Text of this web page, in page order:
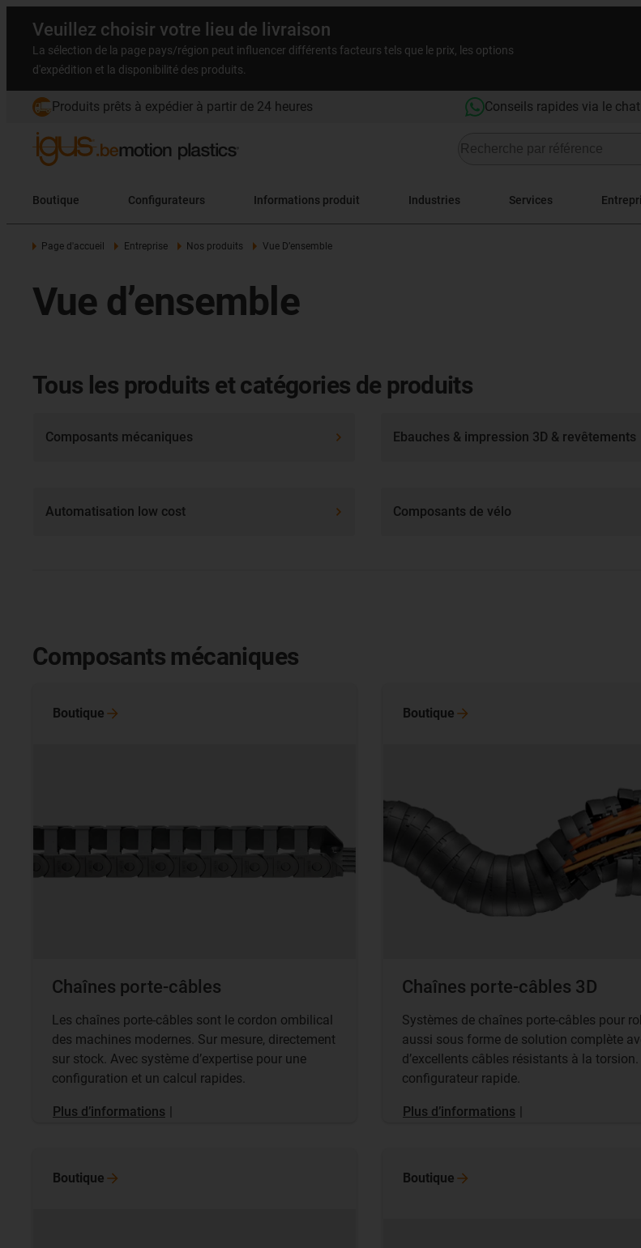
Veuillez choisir votre lieu de livraison
La sélection de la page pays/région peut influencer différents facteurs tels que le prix, les options
d'expédition et la disponibilité des produits.
Produits prêts à expédier à partir de 24 heures Conseils rapides via le
Boutique Configurateurs Informations produit Industries Services
Page d'accueil Entreprise Nos produits Vue D’ensemble
Vue d’ensemble
Tous les produits et catégories de produits
Composants mécaniques Ebauches & impression 3D & revêtements
Automatisation low cost Composants de vélo
Composants mécaniques
Chaînes porte-câbles
Les chaînes porte-câbles sont le cordon ombilical
des machines modernes. Sur mesure, directement
sur stock. Avec système d’expertise pour une
configuration et un calcul rapides.
Plus d’informations |
Boutique
Chaînes porte-câbles 3D
Systèmes de chaînes porte-câbles pour
aussi sous forme de solution complète
d’excellents câbles résistants à la
configurateur rapide.
Plus d’informations |
Boutique
Boutique Boutique